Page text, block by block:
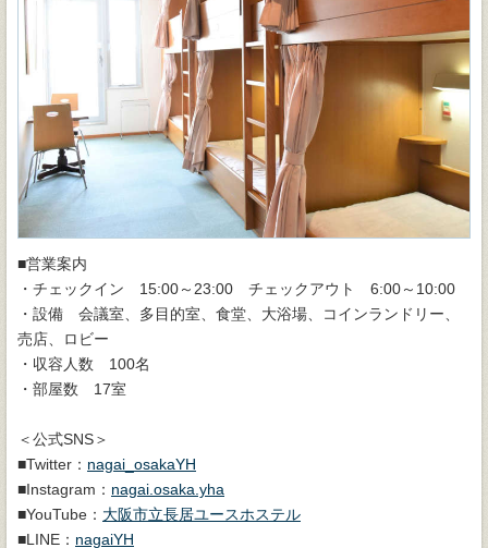
■営業案内
・チェックイン 15:00～23:00 チェックアウト 6:00～10:00
・設備 会議室、多目的室、食堂、大浴場、コインランドリー、
売店、ロビー
・収容人数 100名
・部屋数 17室
＜公式SNS＞
■Twitter： nagai_osakaYH
■Instagram： nagai.osaka.yha
■YouTube： 大阪市立長居ユースホステル
■LINE： nagaiYH